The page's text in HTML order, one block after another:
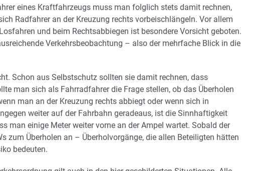
eines Kraftfahrzeugs muss man folglich stets damit rechnen,
Radfahrer an der Kreuzung rechts vorbeischlängeln. Vor allem
und beim Rechtsabbiegen ist besondere Vorsicht geboten.
Verkehrsbeobachtung – also der mehrfache Blick in die
Schon aus Selbstschutz sollten sie damit rechnen, dass
man sich als Fahrradfahrer die Frage stellen, ob das Überholen
man an der Kreuzung rechts abbiegt oder wenn sich in
weiter auf der Fahrbahn geradeaus, ist die Sinnhaftigkeit
man einige Meter weiter vorne an der Ampel wartet. Sobald der
zum Überholen an – Überholvorgänge, die allen Beteiligten hätten
bedeuten.